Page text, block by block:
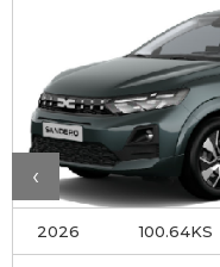
‹
2026 100.64KS